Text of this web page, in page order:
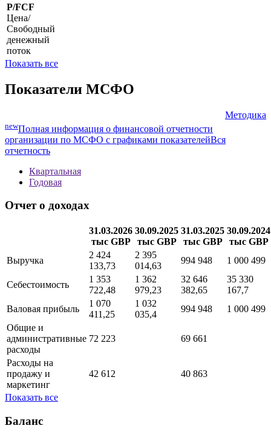
P/FCF
Цена/
Свободный
денежный
поток
Показать все
Показатели МСФО
Методика
newПолная информация о финансовой отчетности
организации по МСФО с графиками показателейВся
отчетность
Квартальная
Годовая
Отчет о доходах
31.03.2026
тыс GBP
30.09.2025
тыс GBP
31.03.2025
тыс GBP
30.09.2024
тыс GBP
Выручка
2 424
133,73
2 395
014,63
994 948 1 000 499
Себестоимость
1 353
722,48
1 362
979,23
32 646
382,65
35 330
167,7
Валовая прибыль
1 070
411,25
1 032
035,4
994 948
1 000 499
Общие и
административные
расходы
72 223 69 661
Расходы на
продажу и
маркетинг
42 612 40 863
Показать все
Баланс